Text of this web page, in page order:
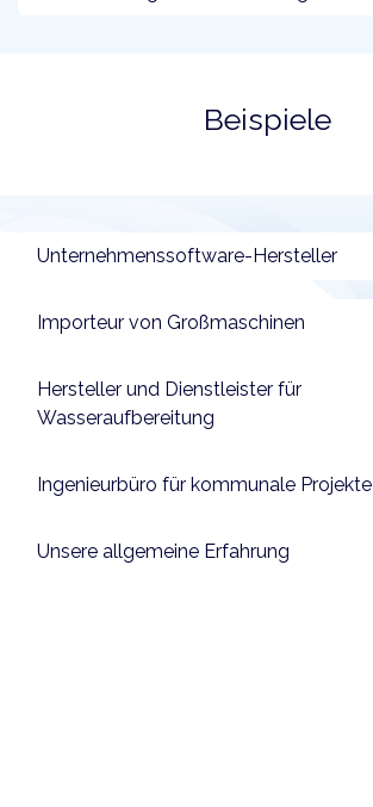
Beispiele
Unternehmenssoftware-Hersteller
Importeur von Großmaschinen
Hersteller und Dienstleister für
Wasseraufbereitung
Ingenieurbüro für kommunale Projekte
Unsere allgemeine Erfahrung